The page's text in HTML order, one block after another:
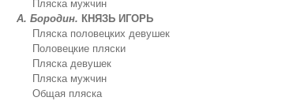
Пляска мужчин
А. Бородин. КНЯЗЬ ИГОРЬ
Пляска половецких девушек
Половецкие пляски
Пляска девушек
Пляска мужчин
Общая пляска